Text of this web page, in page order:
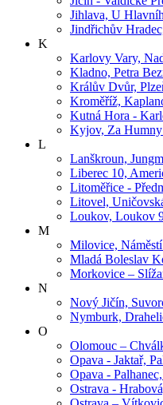
Jihlava, U
Jindřichův
K
Karlovy Vary,
Kladno, Petra
Králův Dvůr,
Kroměříž,
Kutná Hora -
Kyjov, Za
L
Lanškroun,
Liberec 10,
Litoměřice -
Litovel,
Loukov, Loukov
M
Milovice,
Mladá Boleslav
Morkovice –
N
Nový Jičín,
Nymburk,
O
Olomouc –
Opava - Jaktař,
Opava -
Ostrava -